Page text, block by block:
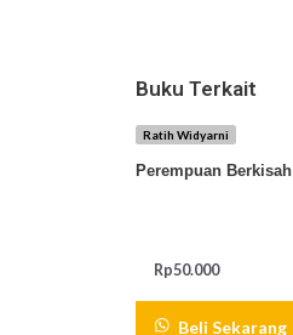
Buku Terkait
Ratih Widyarni
Perempuan Berkisah
Rp50.000
Beli Sekarang